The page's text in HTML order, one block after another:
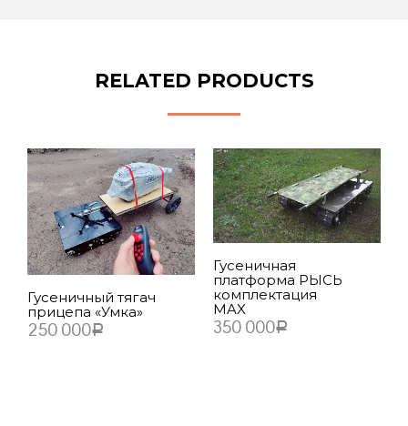
RELATED PRODUCTS
Гусеничный тягач
прицепа «Умка»
250 000Р
Гусеничная
платформа РЫСЬ
комплектация
MAX
350 000Р